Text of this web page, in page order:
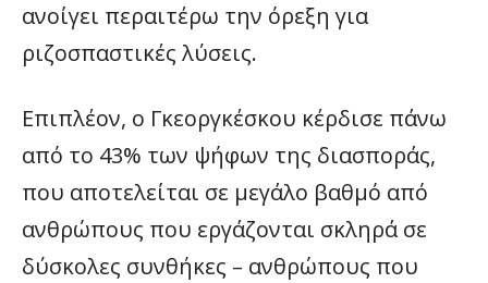
ανοίγει περαιτέρω την όρεξη για
ριζοσπαστικές λύσεις.
Επιπλέον, ο Γκεοργκέσκου κέρδισε πάνω
από το 43% των ψήφων της διασποράς,
που αποτελείται σε μεγάλο βαθμό από
ανθρώπους που εργάζονται σκληρά σε
δύσκολες συνθήκες – ανθρώπους που